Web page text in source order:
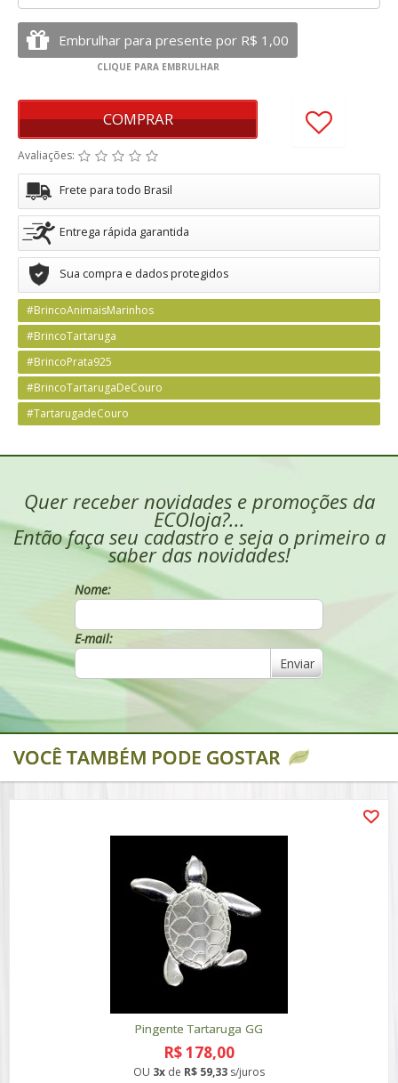
COMPRAR
Avaliações:
Frete para todo Brasil
Entrega rápida garantida
Sua compra e dados protegidos
#BrincoAnimaisMarinhos
#BrincoTartaruga
#BrincoPrata925
#BrincoTartarugaDeCouro
#TartarugadeCouro
Quer receber novidades e promoções da
ECOloja?...
Então faça seu cadastro e seja o primeiro a
saber das novidades!
Nome:
E-mail:
Enviar
VOCÊ TAMBÉM PODE GOSTAR
Pingente Tartaruga GG
R$ 178,00
OU 3x de R$ 59,33 s/juros